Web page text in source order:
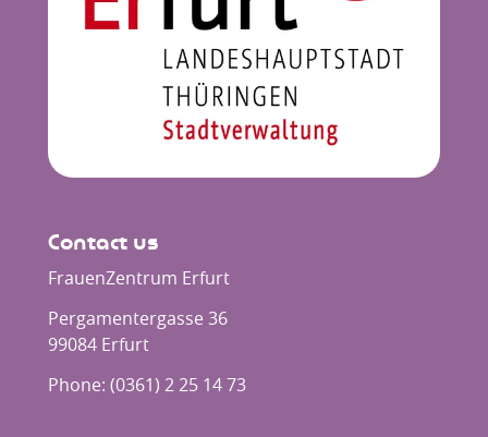
Contact us
FrauenZentrum Erfurt
Pergamentergasse 36
99084 Erfurt
Phone: (0361) 2 25 14 73